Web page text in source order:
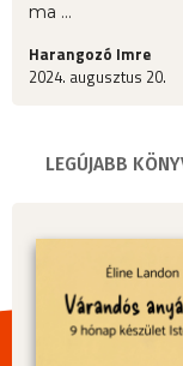
ma ...
Harangozó Imre
2024. augusztus 20.
LEGÚJABB